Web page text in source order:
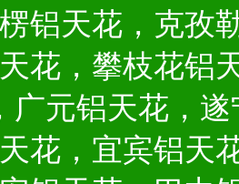
铝天花，克孜
花，攀枝花铝
广元铝天花，
花，宜宾铝天